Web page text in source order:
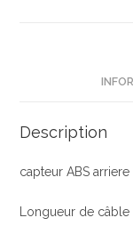
Description
capteur ABS
Longueur de